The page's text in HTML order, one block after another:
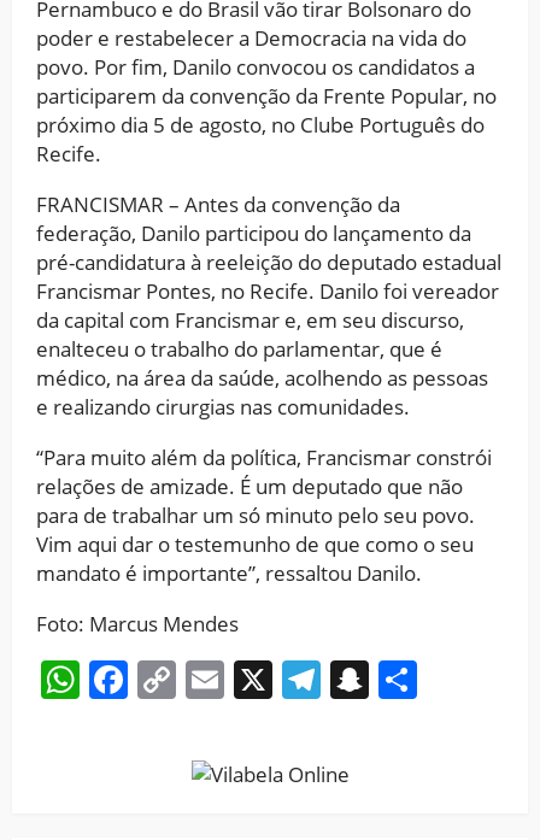
Pernambuco e do Brasil vão tirar Bolsonaro do
poder e restabelecer a Democracia na vida do
povo. Por fim, Danilo convocou os candidatos a
participarem da convenção da Frente Popular, no
próximo dia 5 de agosto, no Clube Português do
Recife.
FRANCISMAR – Antes da convenção da
federação, Danilo participou do lançamento da
pré-candidatura à reeleição do deputado estadual
Francismar Pontes, no Recife. Danilo foi vereador
da capital com Francismar e, em seu discurso,
enalteceu o trabalho do parlamentar, que é
médico, na área da saúde, acolhendo as pessoas
e realizando cirurgias nas comunidades.
“Para muito além da política, Francismar constrói
relações de amizade. É um deputado que não
para de trabalhar um só minuto pelo seu povo.
Vim aqui dar o testemunho de que como o seu
mandato é importante”, ressaltou Danilo.
Foto: Marcus Mendes
WhatsApp
Facebook
CopyEmail
X Telegram
Snapchat